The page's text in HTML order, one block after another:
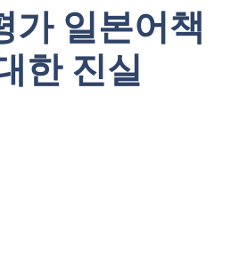
가 일본어책
한 진실